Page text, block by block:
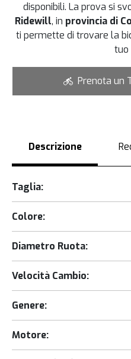
disponibili. La prova si
Ridewill, in provincia di
ti permette di trovare la
tuo
Prenota un
Descrizione
Taglia:
Colore:
Diametro Ruota:
Velocità Cambio:
Genere:
Motore: